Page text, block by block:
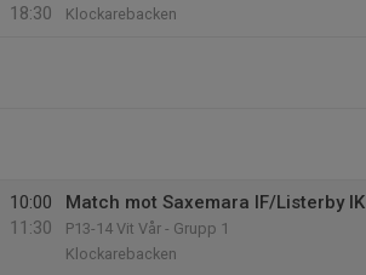
18:30
Klockarebacken
10:00
11:30
Match mot Saxemara IF/Listerby IK
P13-14 Vit Vår - Grupp 1
Klockarebacken